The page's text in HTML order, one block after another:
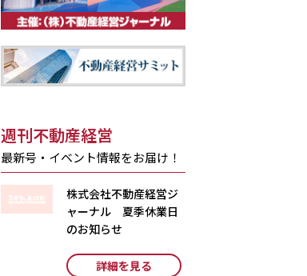
週刊不動産経営
最新号・イベント情報をお届け！
株式会社不動産経営ジ
ャーナル 夏季休業日
のお知らせ
詳細を見る